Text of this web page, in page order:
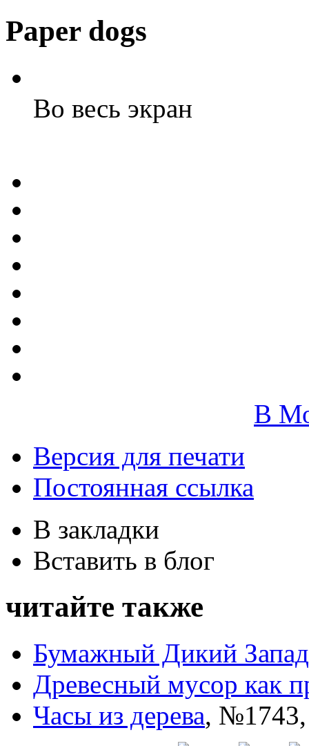
Paper dogs
Во весь экран
В
Версия для печати
Постоянная ссылка
В закладки
Вставить в блог
читайте также
Бумажный Дикий Запад
Древесный мусор как
Часы из дерева, №1743,